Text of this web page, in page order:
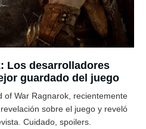
Los desarrolladores
guardado del juego
of War Ragnarok, recientemente
sobre el juego y reveló
Cuidado, spoilers.